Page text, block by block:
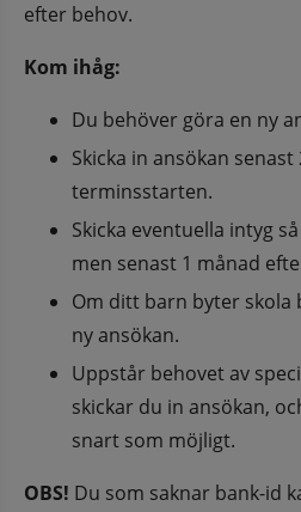
efter behov.
Kom ihåg:
Du behöver göra en ny
Skicka in ansökan
terminsstarten.
Skicka eventuella intyg
men senast 1 månad
Om ditt barn byter skola
ny ansökan.
Uppstår behovet av
skickar du in ansökan,
snart som möjligt.
OBS! Du som saknar bank-id